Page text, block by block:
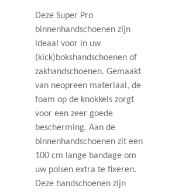
Deze Super Pro
binnenhandschoenen zijn
ideaal voor in uw
(kick)bokshandschoenen of
zakhandschoenen. Gemaakt
van neopreen materiaal, de
foam op de knokkels zorgt
voor een zeer goede
bescherming. Aan de
binnenhandschoenen zit een
100 cm lange bandage om
uw polsen extra te fixeren.
Deze handschoenen zijn